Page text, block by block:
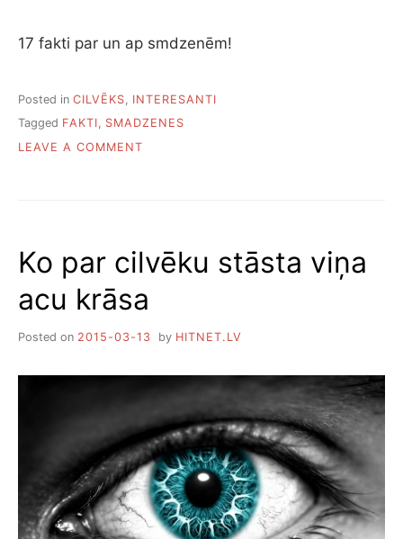
17 fakti par un ap smdzenēm!
Posted in CILVĒKS
INTERESANTI
Tagged FAKTI, SMADZENES
LEAVE A COMMENT
Ko par cilvēku stāsta viņa
acu krāsa
Posted on 2015-03-13 by HITNET.LV